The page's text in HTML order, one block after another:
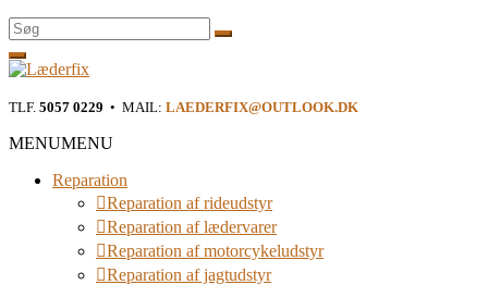
Søg
efter:
Læderfix
TLF. 5057 0229 • MAIL: LAEDERFIX@OUTLOOK.DK
MENUMENU
Reparation
Reparation af rideudstyr
Reparation af lædervarer
Reparation af motorcykeludstyr
Reparation af jagtudstyr